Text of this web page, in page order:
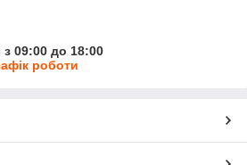
09:00 до 18:00
роботи